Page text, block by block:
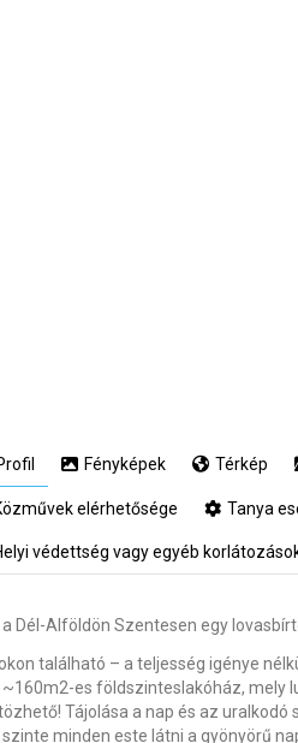
Fényképek Térkép
elérhetősége Tanya
védettség vagy egyéb
a Dél-Alföldön Szentesen egy
található – a teljesség igénye
~160m2-es földszinteslakóház, mely
Tájolása a nap és az
minden este látni a gyönyörű